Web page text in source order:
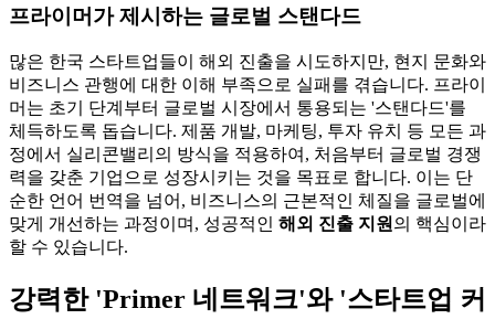
프라이머가 제시하는 글로벌 스탠다드
많은 한국 스타트업들이 해외 진출을 시도하지만, 현지 문화와
비즈니스 관행에 대한 이해 부족으로 실패를 겪습니다. 프라이
머는 초기 단계부터 글로벌 시장에서 통용되는 '스탠다드'를
체득하도록 돕습니다. 제품 개발, 마케팅, 투자 유치 등 모든 과
정에서 실리콘밸리의 방식을 적용하여, 처음부터 글로벌 경쟁
력을 갖춘 기업으로 성장시키는 것을 목표로 합니다. 이는 단
순한 언어 번역을 넘어, 비즈니스의 근본적인 체질을 글로벌에
맞게 개선하는 과정이며, 성공적인 해외 진출 지원 의 핵심이라
할 수 있습니다.
강력한 'Primer 네트워크'와 '스타트업 커